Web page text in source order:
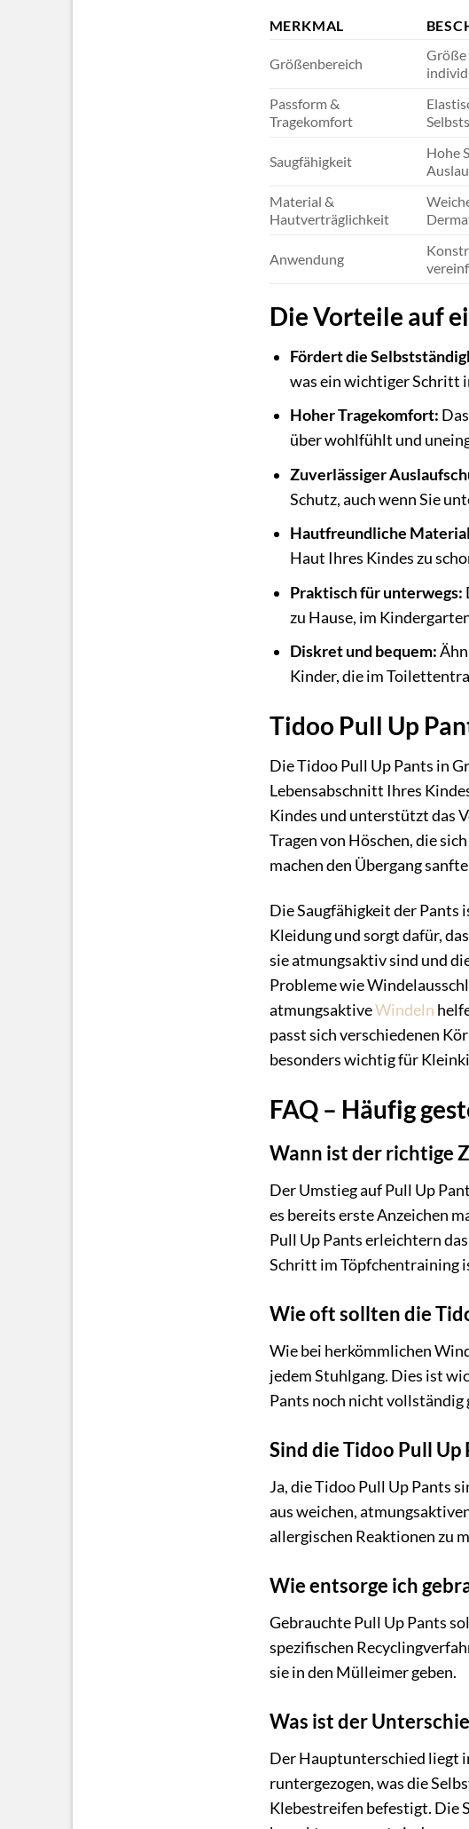
MERKMAL
Größenbereich
Größe
Passform &
Tragekomfort
Saugfähigkeit
Hohe
Material &
Hautverträglichkeit
Anwendung
Die Vorteile auf
Fördert die
was ein wichtiger Schritt
Hoher Tragekomfort:
über wohlfühlt und
Zuverlässiger
Schutz, auch wenn Sie
Hautfreundliche
Haut Ihres Kindes zu
Praktisch für unterwegs:
zu Hause, im
Diskret und bequem:
Kinder, die im
Tidoo Pull Up
Die Tidoo Pull Up Pants in
Lebensabschnitt Ihres
Kindes und unterstützt das
Tragen von Höschen, die
machen den Übergang
Die Saugfähigkeit der Pants
Kleidung und sorgt dafür,
sie atmungsaktiv sind und
Probleme wie
atmungsaktiveWindeln
passt sich verschiedenen
besonders wichtig für
FAQ – Häufig
Wann ist der richtige
Der Umstieg auf Pull Up
es bereits erste Anzeichen
Pull Up Pants erleichtern
Schritt im Töpfchentraining
Wie oft sollten die
Wie bei herkömmlichen
jedem Stuhlgang. Dies ist
Pants noch nicht vollständig
Sind die Tidoo Pull
Ja, die Tidoo Pull Up Pants
aus weichen,
allergischen Reaktionen zu
Wie entsorge ich
Gebrauchte Pull Up Pants
spezifischen
sie in den Mülleimer geben.
Was ist der
Der Hauptunterschied liegt
runtergezogen, was die
Klebestreifen befestigt. Die